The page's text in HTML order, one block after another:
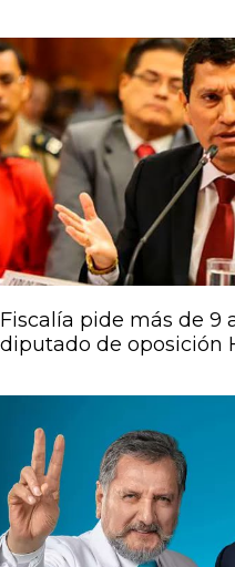
Fiscalía pide más de 9
diputado de oposición